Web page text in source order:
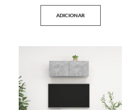
ADICIONAR